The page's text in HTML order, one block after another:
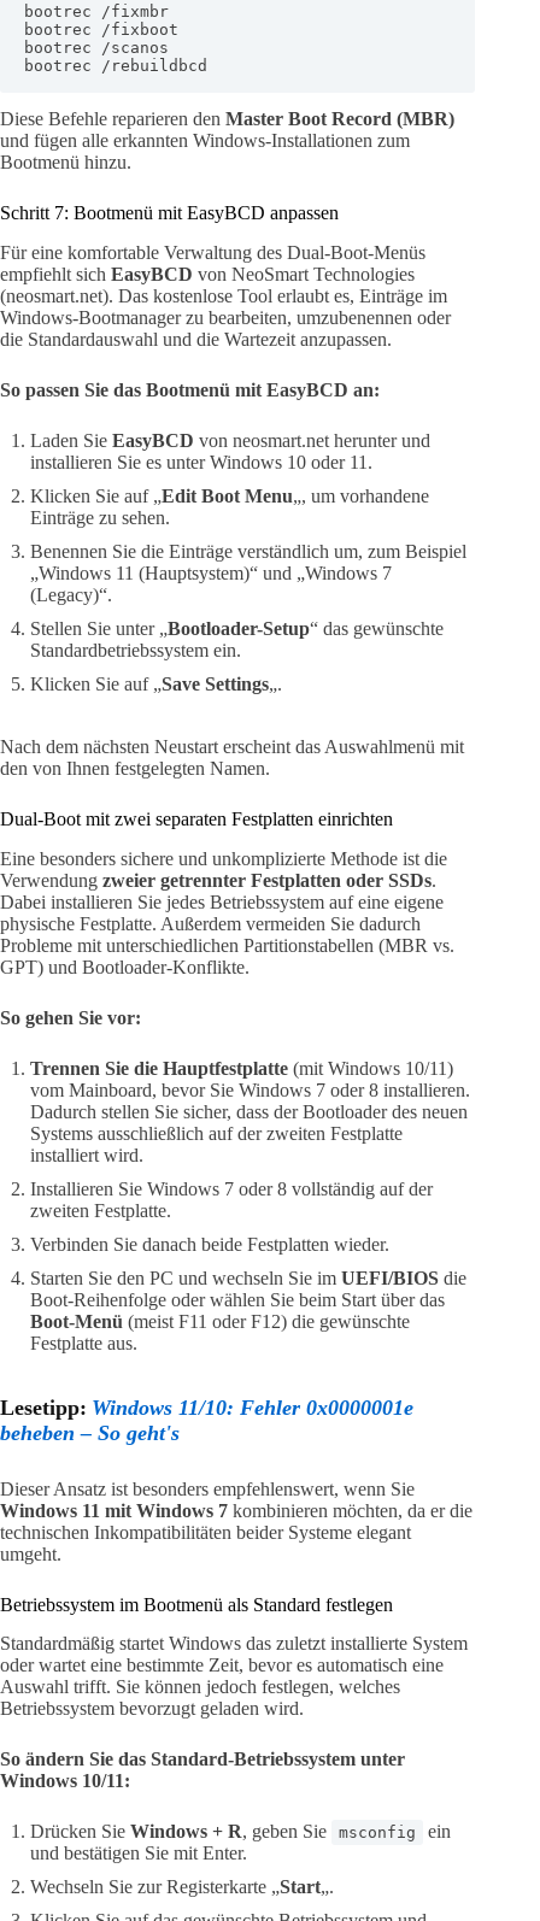
bootrec /fixmbr
bootrec /fixboot
bootrec /scanos
bootrec /rebuildbcd
Diese Befehle reparieren den Master Boot Record (MBR)
und fügen alle erkannten Windows-Installationen zum
Bootmenü hinzu.
Schritt 7: Bootmenü mit EasyBCD anpassen
Für eine komfortable Verwaltung des Dual-Boot-Menüs
empfiehlt sich EasyBCD von NeoSmart Technologies
(neosmart.net). Das kostenlose Tool erlaubt es, Einträge im
Windows-Bootmanager zu bearbeiten, umzubenennen oder
die Standardauswahl und die Wartezeit anzupassen.
So passen Sie das Bootmenü mit EasyBCD an:
Laden Sie EasyBCD von neosmart.net herunter und
installieren Sie es unter Windows 10 oder 11.
Klicken Sie auf „Edit Boot Menu„, um vorhandene
Einträge zu sehen.
Benennen Sie die Einträge verständlich um, zum Beispiel
„Windows 11 (Hauptsystem)“ und „Windows 7
(Legacy)“.
Stellen Sie unter „Bootloader-Setup“ das gewünschte
Standardbetriebssystem ein.
Klicken Sie auf „Save Settings„.
Nach dem nächsten Neustart erscheint das Auswahlmenü mit
den von Ihnen festgelegten Namen.
Dual-Boot mit zwei separaten Festplatten einrichten
Eine besonders sichere und unkomplizierte Methode ist die
Verwendung zweier getrennter Festplatten oder SSDs.
Dabei installieren Sie jedes Betriebssystem auf eine eigene
physische Festplatte. Außerdem vermeiden Sie dadurch
Probleme mit unterschiedlichen Partitionstabellen (MBR vs.
GPT) und Bootloader-Konflikte.
So gehen Sie vor:
Trennen Sie die Hauptfestplatte (mit Windows 10/11)
vom Mainboard, bevor Sie Windows 7 oder 8 installieren.
Dadurch stellen Sie sicher, dass der Bootloader des neuen
Systems ausschließlich auf der zweiten Festplatte
installiert wird.
Installieren Sie Windows 7 oder 8 vollständig auf der
zweiten Festplatte.
Verbinden Sie danach beide Festplatten wieder.
Starten Sie den PC und wechseln Sie im UEFI/BIOS die
Boot-Reihenfolge oder wählen Sie beim Start über das
Boot-Menü (meist F11 oder F12) die gewünschte
Festplatte aus.
Lesetipp: Windows 11/10: Fehler 0x0000001e
beheben – So geht's
Dieser Ansatz ist besonders empfehlenswert, wenn Sie
Windows 11 mit Windows 7 kombinieren möchten, da er die
technischen Inkompatibilitäten beider Systeme elegant
umgeht.
Betriebssystem im Bootmenü als Standard festlegen
Standardmäßig startet Windows das zuletzt installierte System
oder wartet eine bestimmte Zeit, bevor es automatisch eine
Auswahl trifft. Sie können jedoch festlegen, welches
Betriebssystem bevorzugt geladen wird.
So ändern Sie das Standard-Betriebssystem unter
Windows 10/11:
Drücken Sie Windows + R, geben Sie msconfig
ein
und bestätigen Sie mit Enter.
Wechseln Sie zur Registerkarte „Start„.